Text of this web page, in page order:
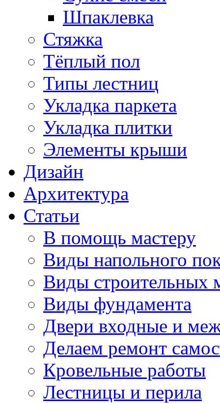
Шпаклевка
Стяжка
Тёплый пол
Типы лестниц
Укладка паркета
Укладка плитки
Элементы крыши
Дизайн
Архитектура
Статьи
В помощь мастеру
Виды напольного
Виды строительных
Виды фундамента
Двери входные и
Делаем ремонт
Кровельные работы
Лестницы и перила